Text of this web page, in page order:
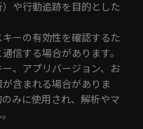
や行動追跡を目的とした
ーの有効性を確認するた
信する場合があります。
、アプリバージョン、お
含まれる場合がありま
みに使用され、解析やマ